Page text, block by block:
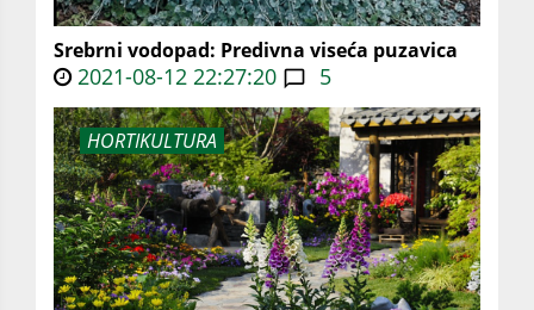
Srebrni vodopad: Predivna viseća puzavica
2021-08-12 22:27:20 5
HORTIKULTURA